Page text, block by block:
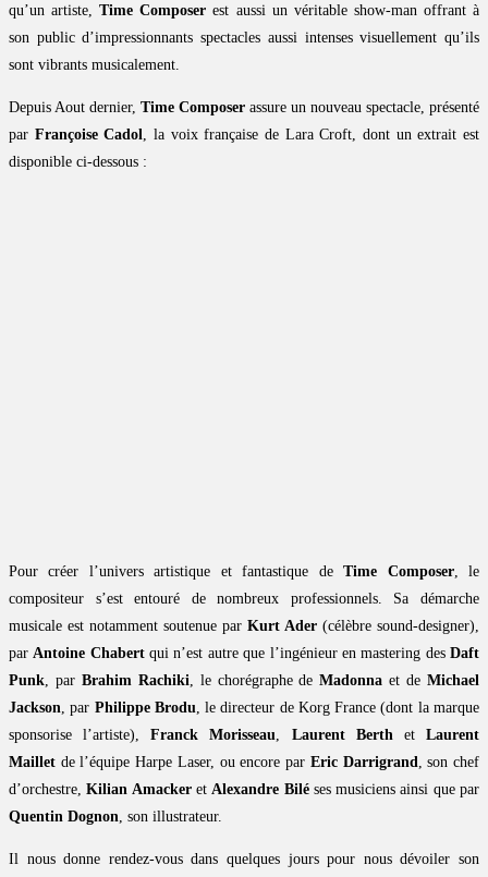
qu’un artiste,Time Composer est aussi un véritable show-man offrant à
son public d’impressionnants spectacles aussi intenses visuellement qu’ils
sont vibrants musicalement.
Depuis Aout dernier, Time Composer assure un nouveau spectacle, présenté
par Françoise Cadol, la voix française de Lara Croft, dont un extrait est
disponible ci-dessous :
Pour créer l’univers artistique et fantastique deTime Composer, le
compositeur s’est entouré de nombreux professionnels. Sa démarche
musicale est notamment soutenue par Kurt Ader (célèbre sound-designer),
parAntoine Chabertqui n’est autre que l’ingénieur en mastering desDaft
Punk, par Brahim Rachiki, le chorégraphe deMadonna et deMichael
Jackson, par Philippe Brodu, le directeur de Korg France (dont la marque
sponsorise l’artiste),Franck Morisseau, Laurent BerthetLaurent
Maillet de l’équipe Harpe Laser, ou encore par Eric Darrigrand, son chef
d’orchestre,Kilian AmackeretAlexandre Biléses musiciens ainsi que par
Quentin Dognon, son illustrateur.
Il nous donne rendez-vous dans quelques jours pour nous dévoiler son